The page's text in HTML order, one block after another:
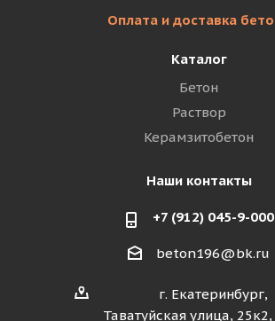
Оплата и доставка
Каталог
Бетон
Раствор
Керамзитобетон
Наши контакты
+7 (912) 045-9-000
beton196@bk.ru
г. Екатеринбург,
Таватуйская улица,